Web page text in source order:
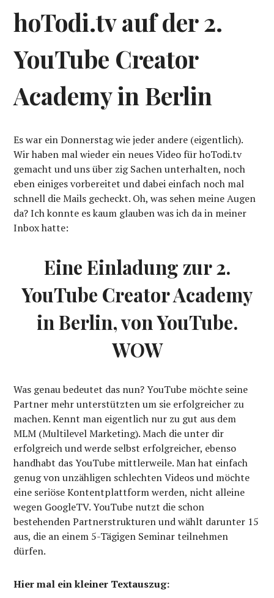
hoTodi.tv auf der 2.
YouTube Creator
Academy in Berlin
Es war ein Donnerstag wie jeder andere (eigentlich).
Wir haben mal wieder ein neues Video für hoTodi.tv
gemacht und uns über zig Sachen unterhalten, noch
eben einiges vorbereitet und dabei einfach noch mal
schnell die Mails gecheckt. Oh, was sehen meine Augen
da? Ich konnte es kaum glauben was ich da in meiner
Inbox hatte:
Eine Einladung zur 2.
YouTube Creator Academy
in Berlin, von YouTube.
WOW
Was genau bedeutet das nun? YouTube möchte seine
Partner mehr unterstützten um sie erfolgreicher zu
machen. Kennt man eigentlich nur zu gut aus dem
MLM (Multilevel Marketing). Mach die unter dir
erfolgreich und werde selbst erfolgreicher, ebenso
handhabt das YouTube mittlerweile. Man hat einfach
genug von unzähligen schlechten Videos und möchte
eine seriöse Kontentplattform werden, nicht alleine
wegen GoogleTV. YouTube nutzt die schon
bestehenden Partnerstrukturen und wählt darunter 15
aus, die an einem 5-Tägigen Seminar teilnehmen
dürfen.
Hier mal ein kleiner Textauszug: